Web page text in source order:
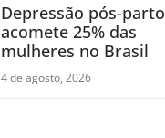
Depressão pós-parto
acomete 25% das
mulheres no Brasil
4 de agosto, 2026